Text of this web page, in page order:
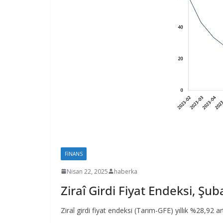
FINANS
Nisan 22, 2025 haberka
Ziraî Girdi Fiyat Endeksi,
Ziraî girdi fiyat endeksi (Tarım-GFE) yıllık %28,92